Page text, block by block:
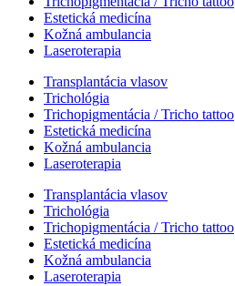
Estetická medicína
Kožná ambulancia
Laseroterapia
Transplantácia vlasov
Trichológia
Trichopigmentácia / Tricho tattoo
Estetická medicína
Kožná ambulancia
Laseroterapia
Transplantácia vlasov
Trichológia
Trichopigmentácia / Tricho tattoo
Estetická medicína
Kožná ambulancia
Laseroterapia